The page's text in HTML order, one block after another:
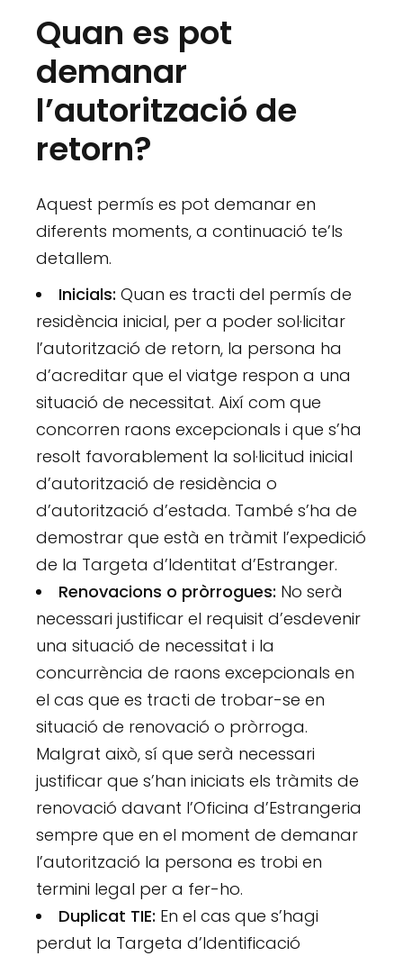
Quan es pot
demanar
l’autorització de
retorn?
Aquest permís es pot demanar en
diferents moments, a continuació te’ls
detallem.
Inicials: Quan es tracti del permís de
residència inicial, per a poder sol·licitar
l’autorització de retorn, la persona ha
d’acreditar que el viatge respon a una
situació de necessitat. Així com que
concorren raons excepcionals i que s’ha
resolt favorablement la sol·licitud inicial
d’autorització de residència o
d’autorització d’estada. També s’ha de
demostrar que està en tràmit l’expedició
de la Targeta d’Identitat d’Estranger.
Renovacions o pròrrogues: No serà
necessari justificar el requisit d’esdevenir
una situació de necessitat i la
concurrència de raons excepcionals en
el cas que es tracti de trobar-se en
situació de renovació o pròrroga.
Malgrat això, sí que serà necessari
justificar que s’han iniciats els tràmits de
renovació davant l’Oficina d’Estrangeria
sempre que en el moment de demanar
l’autorització la persona es trobi en
termini legal per a fer-ho.
Duplicat TIE: En el cas que s’hagi
perdut la Targeta d’Identificació